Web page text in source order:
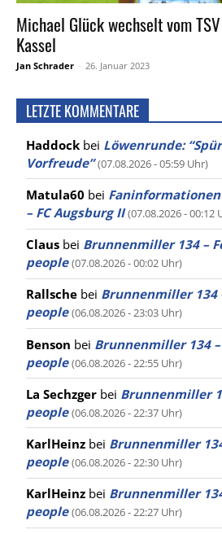
Michael Glück wechselt vom
Kassel
Jan Schrader - 26. Januar 2023
LETZTE KOMMENTARE
Haddock bei Löwenrunde:
Vorfreude” (07.08.2026 - 05:59 Uhr)
Matula60 bei Faninformationen
– FC Augsburg II (07.08.2026 - 00:12
Claus bei Brunnenmiller 134 –
people (07.08.2026 - 00:02 Uhr)
Rallsche bei Brunnenmiller 134
people (06.08.2026 - 23:03 Uhr)
Benson bei Brunnenmiller 134
people (06.08.2026 - 22:55 Uhr)
La Sechzger bei Brunnenmiller
people (06.08.2026 - 22:37 Uhr)
KarlHeinz bei Brunnenmiller
people (06.08.2026 - 22:30 Uhr)
KarlHeinz bei Brunnenmiller
people (06.08.2026 - 22:27 Uhr)